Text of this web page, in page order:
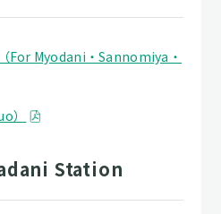
For Myodani・Sannomiya・
）
Station